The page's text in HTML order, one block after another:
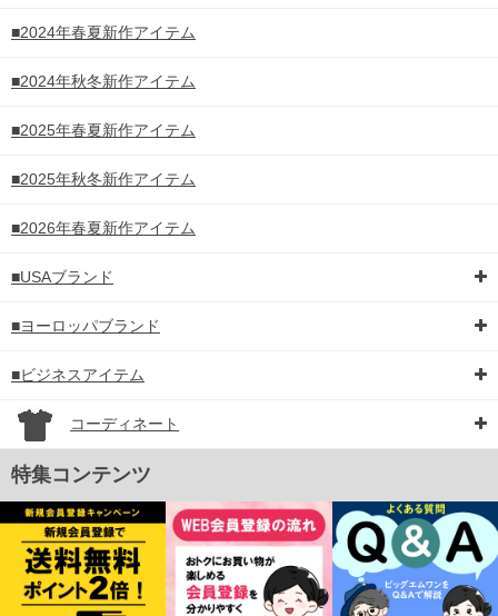
■2024年春夏新作アイテム
■2024年秋冬新作アイテム
■2025年春夏新作アイテム
■2025年秋冬新作アイテム
■2026年春夏新作アイテム
■USAブランド
■ヨーロッパブランド
■ビジネスアイテム
コーディネート
特集コンテンツ